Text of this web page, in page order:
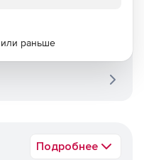
Подробнее
или раньше